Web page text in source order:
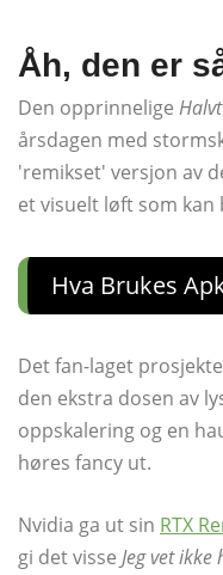
Åh, den er
Den opprinnelige
årsdagen med
'remikset' versjon av
et visuelt løft som kan
Hva Brukes
Det fan-laget
den ekstra dosen av
oppskalering og en
høres fancy ut.
Nvidia ga ut sin RTX
gi det visse Jeg vet ikke